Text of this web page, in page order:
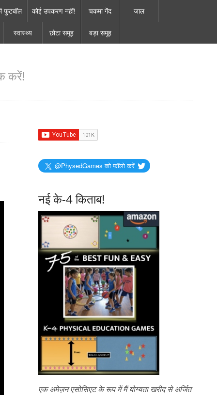
फुटबॉल कोई उपकरण नहीं! चकमा गेंद जाल
स्वास्थ्य छोटा समूह बड़ा समूह
करें!
@PhysedGames को फ़ॉलो करें
नई के-4 किताब!
एक अमेज़न एसोसिएट के रूप में मैं योग्यता खरीद से अर्जित